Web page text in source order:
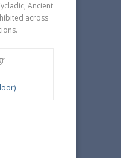
Ancient
across